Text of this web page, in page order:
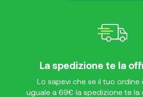
La spedizione te la
Lo sapevi che se il tuo ordine
uguale a 69€ la spedizione te la